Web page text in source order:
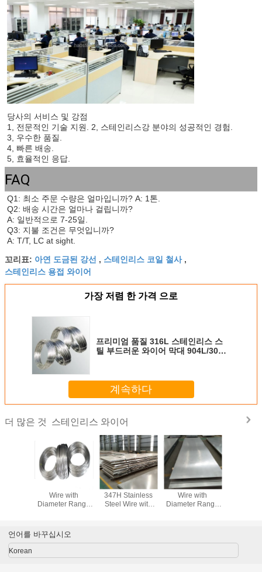
당사의 서비스 및 강점
1, 전문적인 기술 지원. 2, 스테인리스강 분야의 성공적인 경험.
3, 우수한 품질.
4, 빠른 배송.
5, 효율적인 응답.
FAQ
Q1: 최소 주문 수량은 얼마입니까? A: 1톤.
Q2: 배송 시간은 얼마나 걸립니까?
A: 일반적으로 7-25일.
Q3: 지불 조건은 무엇입니까?
A: T/T, LC at sight.
꼬리표: 아연 도금된 강선 , 스테인리스 코일 철사,
스테인리스 용접 와이어
가장 저렴 한 가격 으로
프리미엄 품질 316L 스테인리스 스
틸 부드러운 와이어 막대 904L/304L
계속하다
더 많은 것 스테인리스 와이어
316L 스테인리스
강 프로파일 와이
아이시 316L 스테
인리스강 와이어
인코넬 625는 용접
선을 단단하게 합
니다
언어를 바꾸십시오
Korean